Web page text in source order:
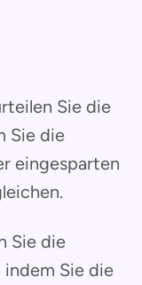
Sie die
Sie die
eingesparten
Sie die
Sie die